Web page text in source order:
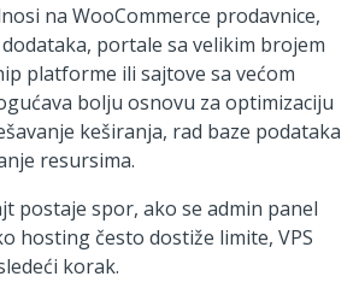
na WooCommerce prodavnice,
portale sa velikim brojem
platforme ili sajtove sa većom
bolju osnovu za optimizaciju
keširanja, rad baze podataka
resursima.
postaje spor, ako se admin panel
hosting često dostiže limite, VPS
korak.